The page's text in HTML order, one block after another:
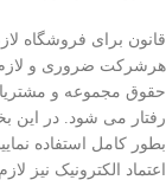
قانون برای فروشگاه
هرشرکت ضروری و لازم
حقوق مجموعه و مشتریان
رفتار می شود. در این
بطور کامل استفاده
اعتماد الکترونیک نیز